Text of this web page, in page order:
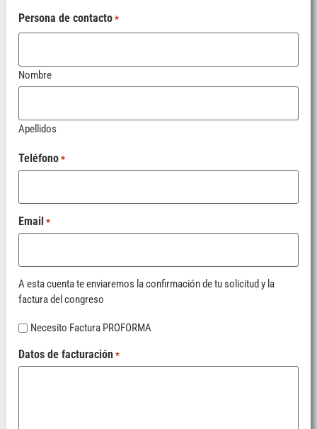
Persona de contacto *
Nombre
Apellidos
Teléfono *
Email *
A esta cuenta te enviaremos la confirmación de tu solicitud y la
factura del congreso
SinNecesito Factura PROFORMA
Datos de facturación *